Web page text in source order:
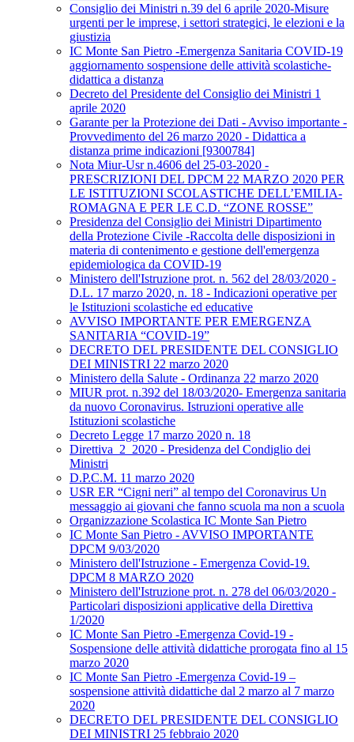
Consiglio dei Ministri n.39 del 6 aprile 2020-Misure
urgenti per le imprese, i settori strategici, le elezioni e la
giustizia
IC Monte San Pietro -Emergenza Sanitaria COVID-19
aggiornamento sospensione delle attività scolastiche-
didattica a distanza
Decreto del Presidente del Consiglio dei Ministri 1
aprile 2020
Garante per la Protezione dei Dati - Avviso importante -
Provvedimento del 26 marzo 2020 - Didattica a
distanza prime indicazioni [9300784]
Nota Miur-Usr n.4606 del 25-03-2020 -
PRESCRIZIONI DEL DPCM 22 MARZO 2020 PER
LE ISTITUZIONI SCOLASTICHE DELL’EMILIA-
ROMAGNA E PER LE C.D. “ZONE ROSSE”
Presidenza del Consiglio dei Ministri Dipartimento
della Protezione Civile -Raccolta delle disposizioni in
materia di contenimento e gestione dell'emergenza
epidemiologica da COVID-19
Ministero dell'Istruzione prot. n. 562 del 28/03/2020 -
D.L. 17 marzo 2020, n. 18 - Indicazioni operative per
le Istituzioni scolastiche ed educative
AVVISO IMPORTANTE PER EMERGENZA
SANITARIA “COVID-19”
DECRETO DEL PRESIDENTE DEL CONSIGLIO
DEI MINISTRI 22 marzo 2020
Ministero della Salute - Ordinanza 22 marzo 2020
MIUR prot. n.392 del 18/03/2020- Emergenza sanitaria
da nuovo Coronavirus. Istruzioni operative alle
Istituzioni scolastiche
Decreto Legge 17 marzo 2020 n. 18
Direttiva_2_2020 - Presidenza del Condiglio dei
Ministri
D.P.C.M. 11 marzo 2020
USR ER “Cigni neri” al tempo del Coronavirus Un
messaggio ai giovani che fanno scuola ma non a scuola
Organizzazione Scolastica IC Monte San Pietro
IC Monte San Pietro - AVVISO IMPORTANTE
DPCM 9/03/2020
Ministero dell'Istruzione - Emergenza Covid-19.
DPCM 8 MARZO 2020
Ministero dell'Istruzione prot. n. 278 del 06/03/2020 -
Particolari disposizioni applicative della Direttiva
1/2020
IC Monte San Pietro -Emergenza Covid-19 -
Sospensione delle attività didattiche prorogata fino al 15
marzo 2020
IC Monte San Pietro -Emergenza Covid-19 –
sospensione attività didattiche dal 2 marzo al 7 marzo
2020
DECRETO DEL PRESIDENTE DEL CONSIGLIO
DEI MINISTRI 25 febbraio 2020